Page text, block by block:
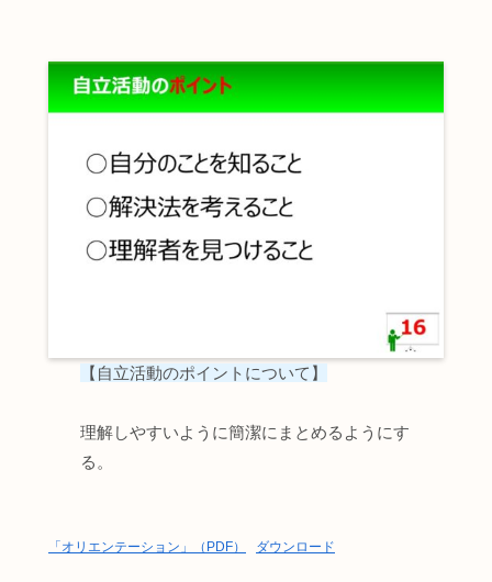
【自立活動のポイントについて】
理解しやすいように簡潔にまとめるようにす
る。
「オリエンテーション」（PDF） ダウンロード